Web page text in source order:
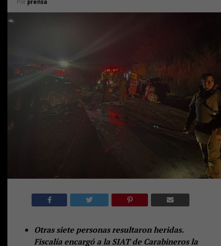
Por prensa
Otras siete personas resultaron heridas.
Fiscalía encargó a la SIAT de Carabineros la